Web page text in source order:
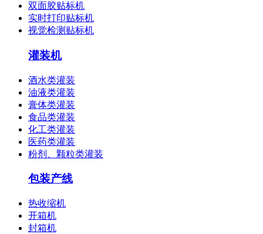
双面胶贴标机
实时打印贴标机
视觉检测贴标机
灌装机
酒水类灌装
油液类灌装
膏体类灌装
食品类灌装
化工类灌装
医药类灌装
粉剂、颗粒类灌装
包装产线
热收缩机
开箱机
封箱机